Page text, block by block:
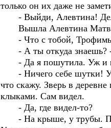
только он их даже не
- Выйди, Алевтина!
Вышла Алевтина
- Что с тобой,
- А ты откуда знаешь? -
- Да я пошутила. Уж и
- Ничего себе шутки! У
что скажу. Зверь в
клыками. Сам видел.
- Да, где видел-то?
- На крыше, у трубы.